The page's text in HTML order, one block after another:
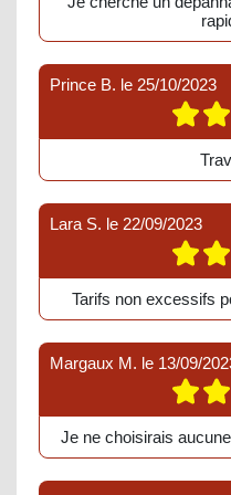
Prince B. le 25/10/2023
Lara S. le 22/09/2023
Tarifs non excessifs
Margaux M. le 13/09/
Je ne choisirais